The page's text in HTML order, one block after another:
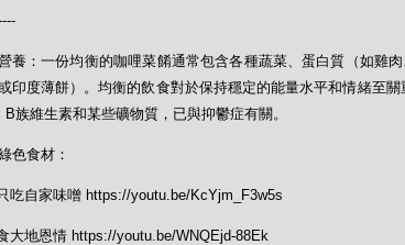
養：一份均衡的咖哩菜餚通常包含各種蔬菜、蛋白質（如雞
或印度薄餅）。均衡的飲食對於保持穩定的能量水平和情緒至
B族維生素和某些礦物質，已與抑鬱症有關。
色食材：
吃自家味噌 https://youtu.be/KcYjm_F3w5s
大地恩情 https://youtu.be/WNQEjd-88Ek